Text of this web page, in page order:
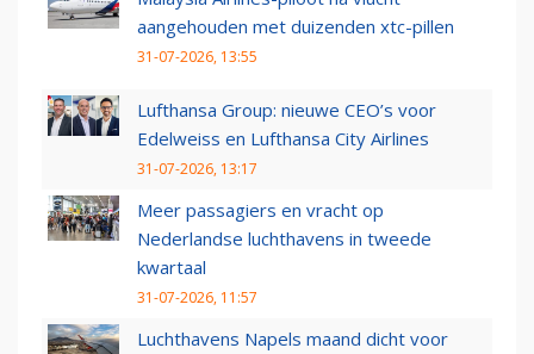
aangehouden met duizenden xtc-pillen
31-07-2026, 13:55
Lufthansa Group: nieuwe CEO’s voor
Edelweiss en Lufthansa City Airlines
31-07-2026, 13:17
Meer passagiers en vracht op
Nederlandse luchthavens in tweede
kwartaal
31-07-2026, 11:57
Luchthavens Napels maand dicht voor